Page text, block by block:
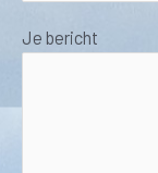
Je bericht